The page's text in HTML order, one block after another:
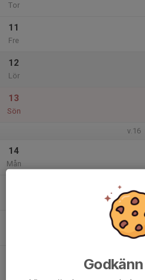
Tor
11
Fre
12
Lör
13
Sön
v.16
14
Mån
Träning F14/15